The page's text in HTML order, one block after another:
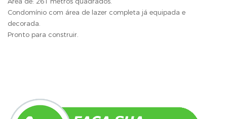
Condomínio com área de lazer completa já equipada e
decorada.
Pronto para construir.